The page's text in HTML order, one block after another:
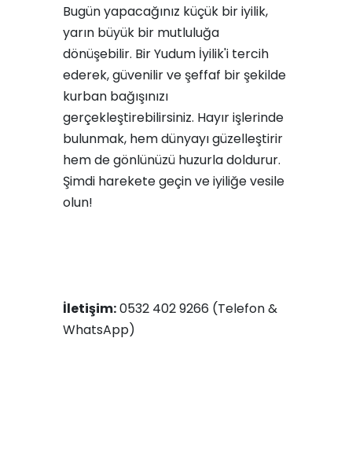
Bugün yapacağınız küçük bir iyilik,
yarın büyük bir mutluluğa
dönüşebilir. Bir Yudum İyilik'i tercih
ederek, güvenilir ve şeffaf bir şekilde
kurban bağışınızı
gerçekleştirebilirsiniz. Hayır işlerinde
bulunmak, hem dünyayı güzelleştirir
hem de gönlünüzü huzurla doldurur.
Şimdi harekete geçin ve iyiliğe vesile
olun!
İletişim:0532 402 9266 (Telefon &
WhatsApp)